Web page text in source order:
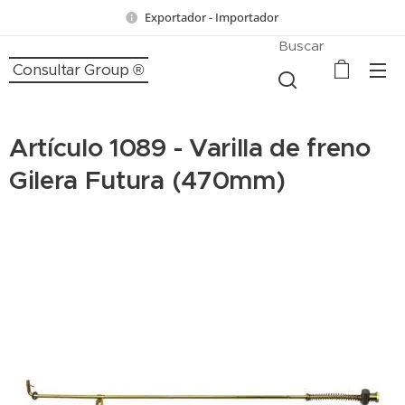
Exportador - Importador
Consultar Group ®
Buscar
Artículo 1089 - Varilla de freno
Gilera Futura (470mm)